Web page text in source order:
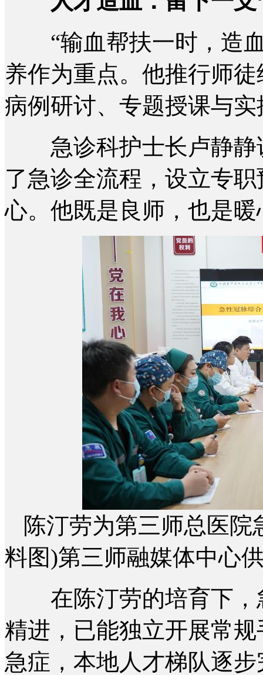
“输血帮扶一时，造血
养作为重点。他推行师
病例研讨、专题授课与
急诊科护士长卢静静
了急诊全流程，设立专
心。他既是良师，也是暖
陈汀劳为第三师总医
料图)第三师融媒体中心
在陈汀劳的培育下，
精进，已能独立开展常
急症，本地人才梯队逐步